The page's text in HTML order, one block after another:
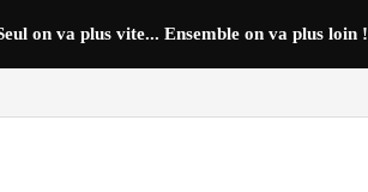
on va plus vite... Ensemble on va plus loin !